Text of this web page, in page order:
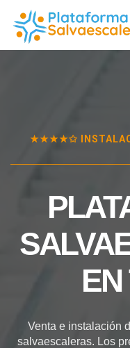
★★★★✩
EN
Venta e instalación
salvaescaleras. Los